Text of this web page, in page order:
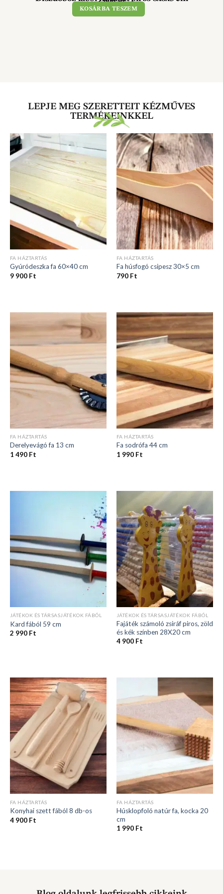
3 900Ft
KOSÁRBA TESZEM
LEPJE MEG SZERETTEIT KÉZMŰVES
TERMÉKEINKKEL
FA HÁZTARTÁS
Gyúródeszka fa 60×40 cm
9 900 Ft
FA HÁZTARTÁS
Fa húsfogó csipesz 30×5 cm
790 Ft
FA HÁZTARTÁS
Derelyevágó fa 13 cm
1 490 Ft
FA HÁZTARTÁS
Fa sodrófa 44 cm
1 990 Ft
JÁTÉKOK ÉS TÁRSASJÁTÉKOK FÁBÓL
Kard fából 59 cm
2 990 Ft
JÁTÉKOK ÉS TÁRSASJÁTÉKOK FÁBÓL
Fajáték számoló zsiráf piros, zöld
és kék színben 28X20 cm
4 900 Ft
FA HÁZTARTÁS
Konyhai szett fából 8 db-os
4 900 Ft
FA HÁZTARTÁS
Húsklopfoló natúr fa, kocka 20
cm
1 990 Ft